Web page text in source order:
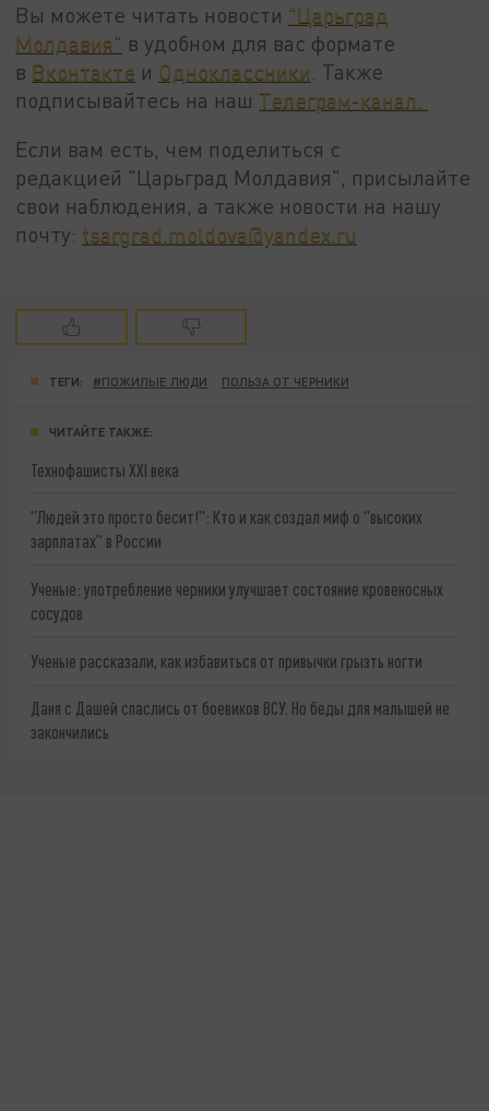
Вы можете читать новости "Царьград
Молдавия" в удобном для вас формате
в Вконтакте и Одноклассники . Также
подписывайтесь на наш Телеграм-канал.
Если вам есть, чем поделиться с
редакцией "Царьград Молдавия", присылайте
свои наблюдения, а также новости на нашу
почту: tsargrad.moldova@yandex.ru
ТЕГИ: #ПОЖИЛЫЕ ЛЮДИ ПОЛЬЗА ОТ ЧЕРНИКИ
ЧИТАЙТЕ ТАКЖЕ:
Технофашисты XXI века
"Людей это просто бесит!": Кто и как создал миф о "высоких
зарплатах" в России
Ученые: употребление черники улучшает состояние кровеносных
сосудов
Ученые рассказали, как избавиться от привычки грызть ногти
Даня с Дашей спаслись от боевиков ВСУ. Но беды для малышей не
закончились